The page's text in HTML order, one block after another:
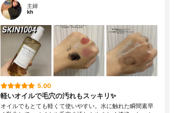
主婦
kh
5.00
軽いオイルで毛穴の汚れもスッキリ✨
オイルでもとても軽くて使いやすい。水に触れた瞬間素早